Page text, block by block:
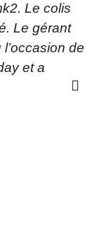
Le colis
Le gérant
l’occasion de
et a